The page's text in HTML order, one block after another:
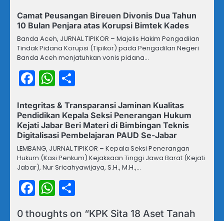
Camat Peusangan Bireuen Divonis Dua Tahun
10 Bulan Penjara atas Korupsi Bimtek Kades
Banda Aceh, JURNAL TIPIKOR – Majelis Hakim Pengadilan
Tindak Pidana Korupsi (Tipikor) pada Pengadilan Negeri
Banda Aceh menjatuhkan vonis pidana…
Facebook
WhatsApp
Integritas & Transparansi Jaminan Kualitas
Pendidikan Kepala Seksi Penerangan Hukum
Kejati Jabar Beri Materi di Bimbingan Teknis
Digitalisasi Pembelajaran PAUD Se-Jabar
LEMBANG, JURNAL TIPIKOR – Kepala Seksi Penerangan
Hukum (Kasi Penkum) Kejaksaan Tinggi Jawa Barat (Kejati
Jabar), Nur Sricahyawijaya, S.H., M.H.,…
Facebook
WhatsApp
0 thoughts on “KPK Sita 18 Aset Tanah